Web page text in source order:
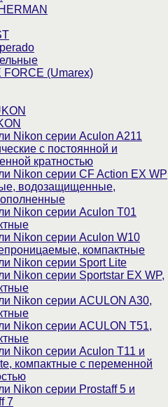
(Umarex)
Nikon серии Aculon A211
с постоянной и
кратностью
Nikon серии СF Action EX WP
водозащищенные,
Nikon серии Aculon T01
Nikon серии Aculon W10
компактные
Nikon серии Sport Lite
Nikon серии Sportstar EX WP,
Nikon серии ACULON A30,
Nikon серии ACULON Т51,
Nikon серии Aculon T11 и
компактные с переменной
Nikon серии Prostaff 5 и
7